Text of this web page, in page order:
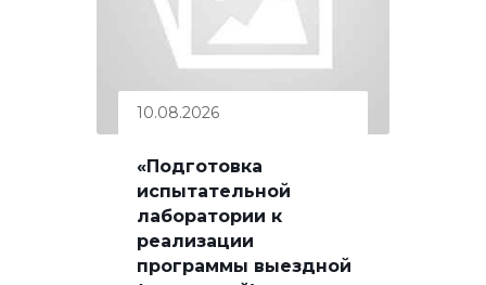
10.08.2026
«Подготовка
испытательной
лаборатории к
реализации
программы выездной